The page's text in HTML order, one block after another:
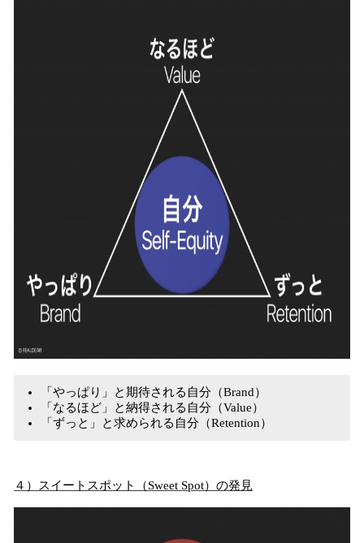
「やっぱり」と期待される自分（Brand）
「なるほど」と納得される自分（Value）
「ずっと」と求められる自分（Retention）
４）スイートスポット（Sweet Spot）の発見